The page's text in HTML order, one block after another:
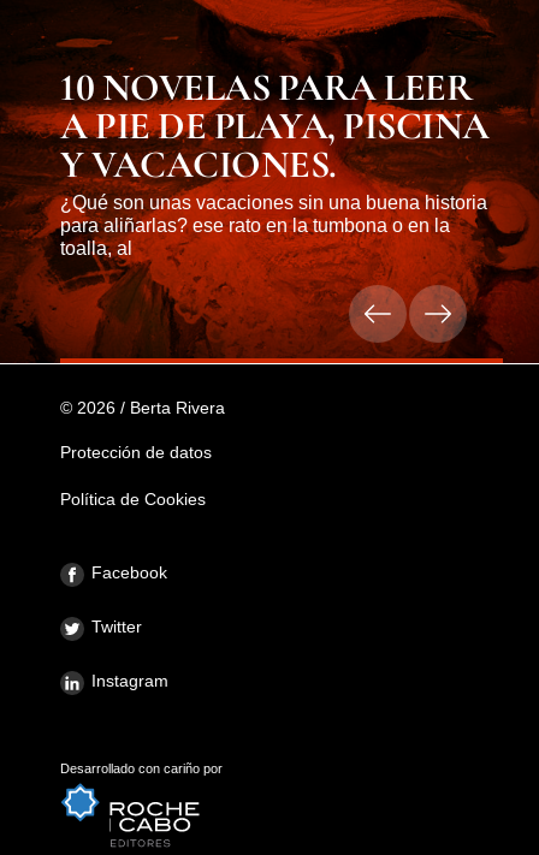
10 NOVELAS PARA LEER
A PIE DE PLAYA, PISCINA
Y VACACIONES.
¿Qué son unas vacaciones sin una buena historia
para aliñarlas? ese rato en la tumbona o en la
toalla, al
© 2026 / Berta Rivera
Protección de datos
Política de Cookies
Facebook
Twitter
Instagram
Desarrollado con cariño por